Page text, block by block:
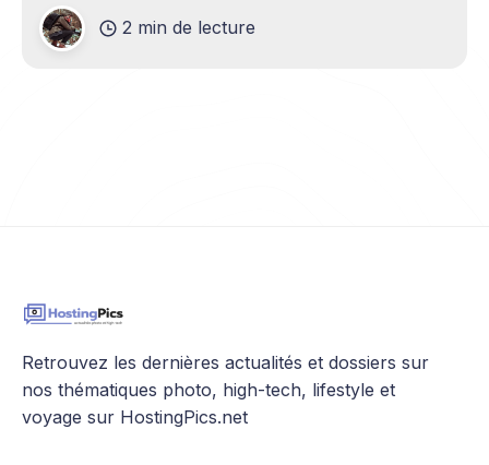
monde est concerné par les effets de la canicule
sur la
2 min de lecture
Retrouvez les dernières actualités et dossiers sur
nos thématiques photo, high-tech, lifestyle et
voyage sur HostingPics.net